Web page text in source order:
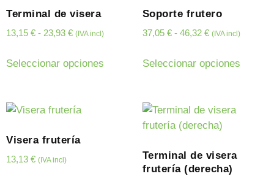
Terminal de visera
13,15 € - 23,93 € (IVA incl)
Seleccionar opciones
Soporte frutero
37,05 € - 46,32 € (IVA incl)
Seleccionar opciones
Visera frutería
13,13 € (IVA incl)
Terminal de visera
frutería (derecha)